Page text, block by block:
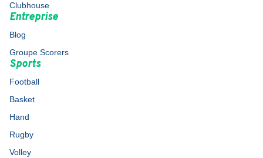
Clubhouse
Entreprise
Blog
Groupe Scorers
Sports
Football
Basket
Hand
Rugby
Volley